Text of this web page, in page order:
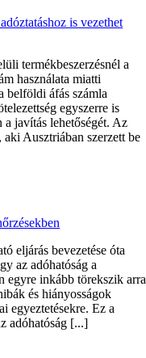
is vezethet
termékbeszerzésnél a
használata miatti
belföldi áfás számla
egyszerre is
javítás lehetőségét. Az
Ausztriában szerzett be
eljárás bevezetése óta
az adóhatóság a
egyre inkább törekszik
és hiányosságok
egyeztetésekre. Ez a
adóhatóság [...]